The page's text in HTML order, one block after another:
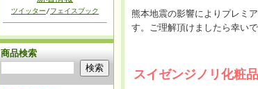
ツイッター/フェイスブック
商品検索
熊本地震の影響によりプレミ
す。ご理解頂けましたら幸い
スイゼンジノリ化粧